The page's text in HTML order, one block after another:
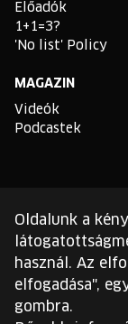
Előadók
1+1=3?
'No list' Policy
MAGAZIN
Videók
Podcastek
TLDR
Általános
Feltételek
Sütikezelési
Adatvédelmi
Oldalunk a
használ. Az
elfogadása",
gombra.